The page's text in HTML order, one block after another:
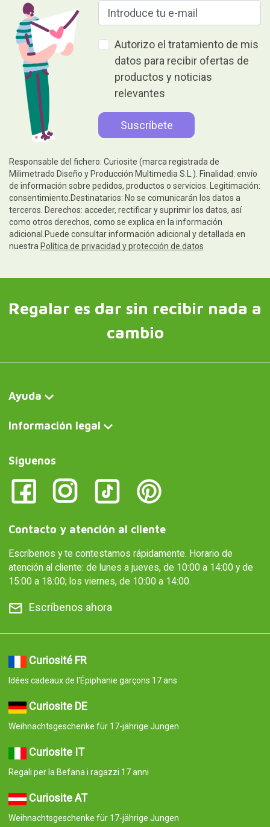
Autorizo el tratamiento de mis
datos para recibir ofertas de
productos y noticias
relevantes
Responsable del fichero: Curiosite (marca registrada de
Milimetrado Diseño y Producción Multimedia S.L.). Finalidad: envío
de información sobre pedidos, productos o servicios. Legitimación:
consentimiento.Destinatarios: No se comunicarán los datos a
terceros. Derechos: acceder, rectificar y suprimir los datos, así
como otros derechos, como se explica en la información
adicional.Puede consultar información adicional y detallada en
nuestra Política de privacidad y protección de datos
Regalar es dar sin recibir nada a
cambio
Ayuda
Información legal
Síguenos
Contacto y atención al cliente
Escríbenos y te contestamos rápidamente. Horario de
atención al cliente: de lunes a jueves, de 10:00 a 14:00 y de
15:00 a 18:00; los viernes, de 10:00 a 14:00.
Escríbenos ahora
Curiosité FR
Idées cadeaux de l'Épiphanie garçons 17 ans
Curiosite DE
Weihnachtsgeschenke für 17-jährige Jungen
Curiosite IT
Regali per la Befana i ragazzi 17 anni
Curiosite AT
Weihnachtsgeschenke für 17-jährige Jungen